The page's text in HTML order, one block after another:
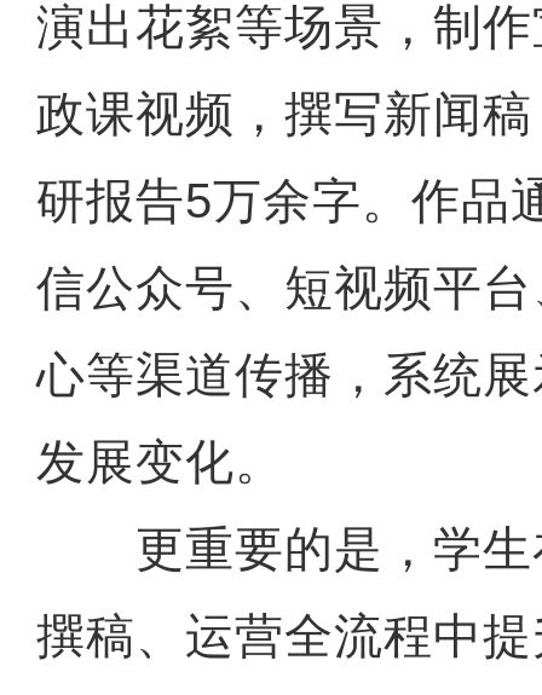
演出花絮等场景，制
政课视频，撰写新闻
研报告5万余字。作品
信公众号、短视频平
心等渠道传播，系统
发展变化。
更重要的是，学生
撰稿、运营全流程中